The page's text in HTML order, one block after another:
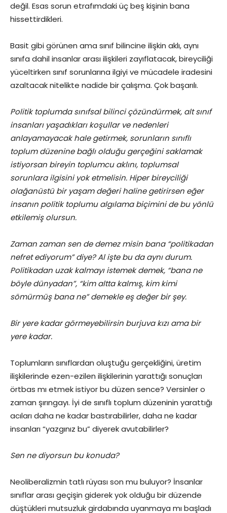
değil. Esas sorun etrafımdaki üç beş kişinin bana
hissettirdikleri.
Basit gibi görünen ama sınıf bilincine ilişkin aklı, aynı
sınıfa dahil insanlar arası ilişkileri zayıflatacak, bireyciliği
yüceltirken sınıf sorunlarına ilgiyi ve mücadele iradesini
azaltacak nitelikte nadide bir çalışma. Çok başarılı.
Politik toplumda sınıfsal bilinci çözündürmek, alt sınıf
insanları yaşadıkları koşullar ve nedenleri
anlayamayacak hale getirmek, sorunların sınıflı
toplum düzenine bağlı olduğu gerçeğini saklamak
istiyorsan bireyin toplumcu aklını, toplumsal
sorunlara ilgisini yok etmelisin. Hiper bireyciliği
olağanüstü bir yaşam değeri haline getirirsen eğer
insanın politik toplumu algılama biçimini de bu yönlü
etkilemiş olursun.
Zaman zaman sen de demez misin bana “politikadan
nefret ediyorum” diye? Al işte bu da aynı durum.
Politikadan uzak kalmayı istemek demek, “bana ne
böyle dünyadan”, “kim altta kalmış, kim kimi
sömürmüş bana ne” demekle eş değer bir şey.
Bir yere kadar görmeyebilirsin burjuva kızı ama bir
yere kadar.
Toplumların sınıflardan oluştuğu gerçekliğini, üretim
ilişkilerinde ezen-ezilen ilişkilerinin yarattığı sonuçları
örtbas mı etmek istiyor bu düzen sence? Versinler o
zaman şırıngayı. İyi de sınıflı toplum düzeninin yarattığı
acıları daha ne kadar bastırabilirler, daha ne kadar
insanları “yazgınız bu” diyerek avutabilirler?
Sen ne diyorsun bu konuda?
Neoliberalizmin tatlı rüyası son mu buluyor? İnsanlar
sınıflar arası geçişin giderek yok olduğu bir düzende
düştükleri mutsuzluk girdabında uyanmaya mı başladı